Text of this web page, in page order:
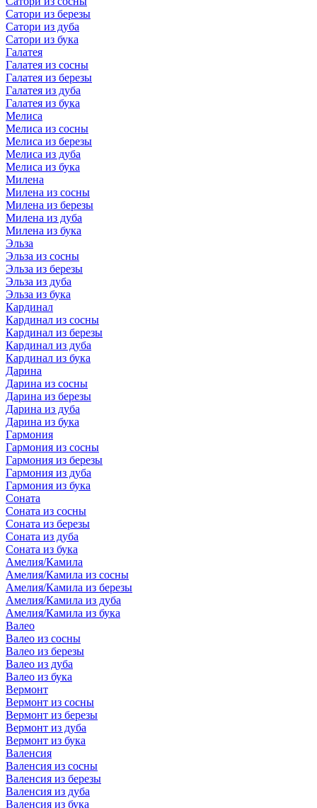
Сатори из березы
Сатори из дуба
Сатори из бука
Галатея
Галатея из сосны
Галатея из березы
Галатея из дуба
Галатея из бука
Мелиса
Мелиса из сосны
Мелиса из березы
Мелиса из дуба
Мелиса из бука
Милена
Милена из сосны
Милена из березы
Милена из дуба
Милена из бука
Эльза
Эльза из сосны
Эльза из березы
Эльза из дуба
Эльза из бука
Кардинал
Кардинал из сосны
Кардинал из березы
Кардинал из дуба
Кардинал из бука
Дарина
Дарина из сосны
Дарина из березы
Дарина из дуба
Дарина из бука
Гармония
Гармония из сосны
Гармония из березы
Гармония из дуба
Гармония из бука
Соната
Соната из сосны
Соната из березы
Соната из дуба
Соната из бука
Амелия/Камила
Амелия/Камила из сосны
Амелия/Камила из березы
Амелия/Камила из дуба
Амелия/Камила из бука
Валео
Валео из сосны
Валео из березы
Валео из дуба
Валео из бука
Вермонт
Вермонт из сосны
Вермонт из березы
Вермонт из дуба
Вермонт из бука
Валенсия
Валенсия из сосны
Валенсия из березы
Валенсия из дуба
Валенсия из бука